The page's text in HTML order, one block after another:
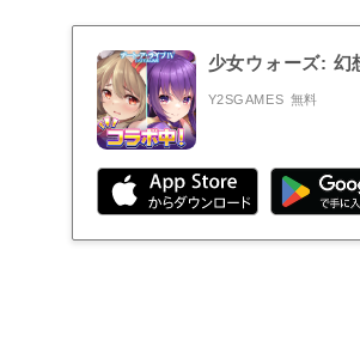
少女ウォーズ: 幻
Y2SGAMES 無料